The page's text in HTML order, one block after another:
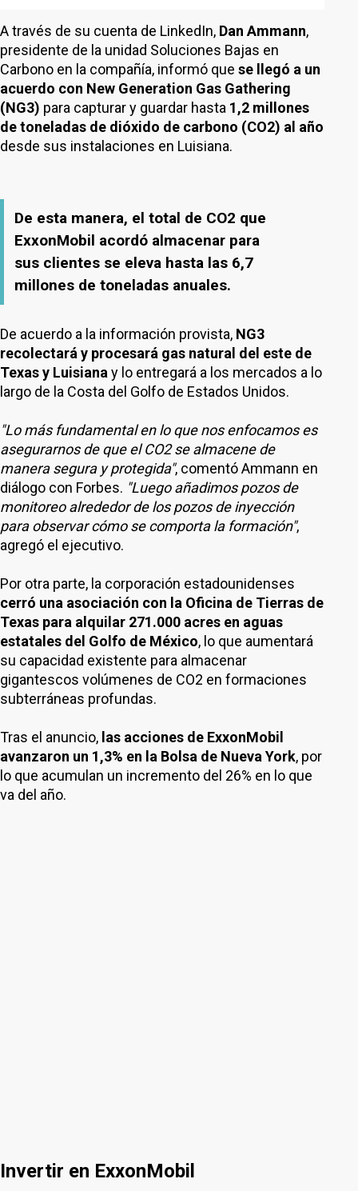
A través de su cuenta de LinkedIn, Dan Ammann,
presidente de la unidad Soluciones Bajas en
Carbono en la compañía, informó que se llegó a un
acuerdo con New Generation Gas Gathering
(NG3) para capturar y guardar hasta 1,2 millones
de toneladas de dióxido de carbono (CO2) al año
desde sus instalaciones en Luisiana.
De esta manera, el total de CO2 que
ExxonMobil acordó almacenar para
sus clientes se eleva hasta las 6,7
millones de toneladas anuales.
De acuerdo a la información provista, NG3
recolectará y procesará gas natural del este de
Texas y Luisiana y lo entregará a los mercados a lo
largo de la Costa del Golfo de Estados Unidos.
"Lo más fundamental en lo que nos enfocamos es
asegurarnos de que el CO2 se almacene de
manera segura y protegida", comentó Ammann en
diálogo con Forbes. "Luego añadimos pozos de
monitoreo alrededor de los pozos de inyección
para observar cómo se comporta la formación",
agregó el ejecutivo.
Por otra parte, la corporación estadounidenses
cerró una asociación con la Oficina de Tierras de
Texas para alquilar 271.000 acres en aguas
estatales del Golfo de México, lo que aumentará
su capacidad existente para almacenar
gigantescos volúmenes de CO2 en formaciones
subterráneas profundas.
Tras el anuncio, las acciones de ExxonMobil
avanzaron un 1,3% en la Bolsa de Nueva York, por
lo que acumulan un incremento del 26% en lo que
va del año.
Invertir en ExxonMobil